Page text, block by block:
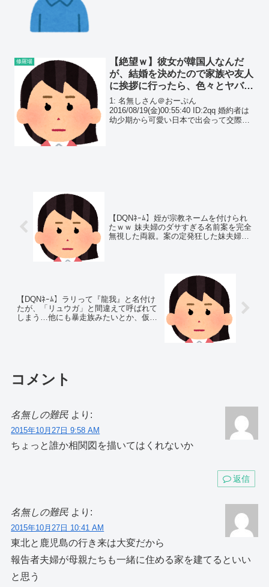
修羅場
【絶望ｗ】彼女が韓国人なんだ
が、結婚を決めたので家族や友人
に挨拶に行ったら、色々とヤバか
った…
1: 名無しさん＠おーぷん
2016/08/19(金)00:55:40 ID:2qq 婚約者は
幼少期から可愛い日本で出会って交際期
【DQNﾈｰﾑ】姪が宗教ネームを付けられ
たｗｗ 妹夫婦のダサすぎる名前案を完全
無視した両親。案の定発狂した妹夫婦
【DQNﾈｰﾑ】ラリって『龍我』と名付け
たが、「リュウガ」と間違えて呼ばれて
しまう…他にも暴走族みたいとか、仮面
コメント
名無しの難民 より:
2015年10月27日 9:58 AM
ちょっと誰か相関図を描いてはくれないか
返信
名無しの難民 より:
2015年10月27日 10:41 AM
東北と鹿児島の行き来は大変だから
報告者夫婦が母親たちも一緒に住める家を建てるといい
と思う